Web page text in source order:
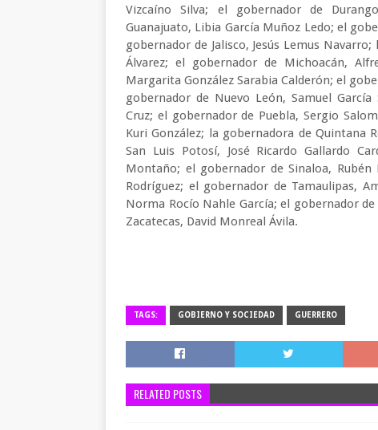
Vizcaíno Silva; el gobernador de
Guanajuato, Libia García Muñoz Ledo; el
gobernador de Jalisco, Jesús Lemus
Álvarez; el gobernador de Michoacán,
Margarita González Sarabia Calderón; el
gobernador de Nuevo León, Samuel
Cruz; el gobernador de Puebla, Sergio
Kuri González; la gobernadora de Quintana
San Luis Potosí, José Ricardo Gallardo
Montaño; el gobernador de Sinaloa, Rubén
Rodríguez; el gobernador de Tamaulipas,
Norma Rocío Nahle García; el gobernador
Zacatecas, David Monreal Ávila.
TAGS: GOBIERNO Y SOCIEDAD GUERRERO
RELATED POSTS